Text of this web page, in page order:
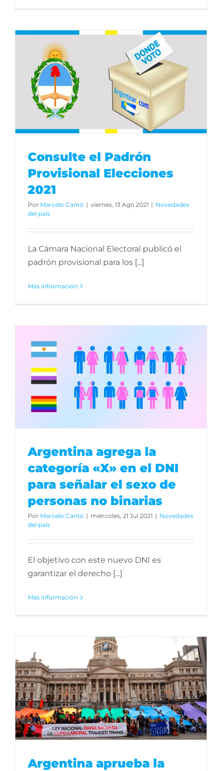
Consulte el Padrón
Provisional Elecciones
2021
Por Marcelo Cantó | viernes, 13 Ago 2021 | Novedades
del país
La Cámara Nacional Electoral publicó el
padrón provisional para los [...]
Más información
Argentina agrega la
categoría «X» en el DNI
para señalar el sexo de
personas no binarias
Por Marcelo Cantó | miércoles, 21 Jul 2021 | Novedades
del país
El objetivo con este nuevo DNI es
garantizar el derecho [...]
Más información
Argentina aprueba la